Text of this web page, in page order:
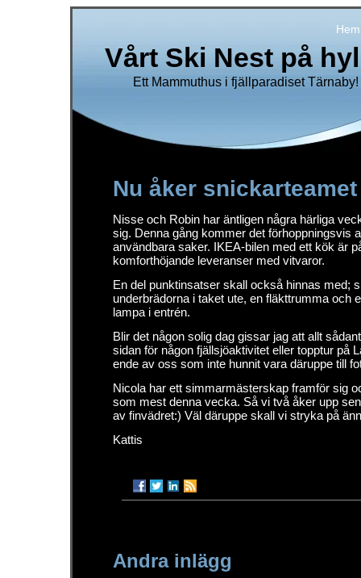
Vårt Ski Nest på
Ett Mammuthus i fjällparadiset Tärnaby!
Hem
Nu åker
Nisse och Robin har äntligen några härliga
sig. Denna gång kommer det förhoppningsvis
användbara saker. IKEA-bilen med ett kök är
komforthöjande leveranser med vitvaror.
En del punktinsatser skall också hinnas med;
underbrädorna i taket ute, en fläkttrumma och
lampa i entrén.
Blir det någon solig dag gissar jag att allt
sidan för någon fjällsjöaktivitet eller topptur på
ende av oss som inte hunnit vara däruppe till
Nicola har ett simmarmästerskap framför sig
som mest denna vecka. Så vi två åker upp
av finvädret:) Väl däruppe skall vi stryka på
Kattis
Andra inlägg